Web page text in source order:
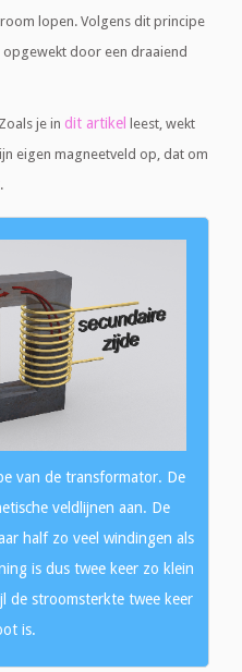
lopen. Volgens dit principe
door een draaiend
je in dit artikel leest, wekt
eigen magneetveld op, dat om
.
van de transformator. De
veldlijnen aan. De
half zo veel windingen als
is dus twee keer zo klein
de stroomsterkte twee keer
is.